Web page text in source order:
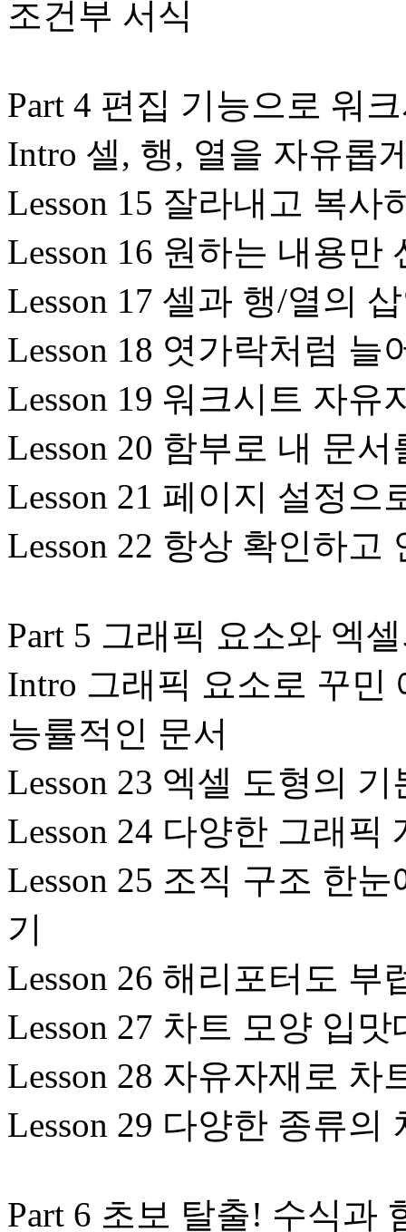
조건부 서식
Part 4 편집 기능으로 워
Intro 셀, 행, 열을 자유롭
Lesson 15 잘라내고 복
Lesson 16 원하는 내용만
Lesson 17 셀과 행/열의
Lesson 18 엿가락처럼
Lesson 19 워크시트 자유
Lesson 20 함부로 내 문
Lesson 21 페이지 설정으
Lesson 22 항상 확인하고
Part 5 그래픽 요소와 엑
Intro 그래픽 요소로 꾸민
능률적인 문서
Lesson 23 엑셀 도형의
Lesson 24 다양한 그래
Lesson 25 조직 구조 한
기
Lesson 26 해리포터도
Lesson 27 차트 모양 입
Lesson 28 자유자재로 차
Lesson 29 다양한 종류의
Part 6 초보 탈출! 수식과